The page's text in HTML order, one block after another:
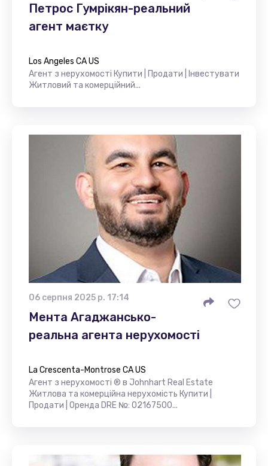
Петрос Гумрікян-реальний
агент маєтку
Los Angeles CA US
Агент з нерухомості Купити | Продати | Інвестувати
Житловий та комерційний...
06 серпня 2025 р. 17:14
Мента Агаджансько-
реальна агента нерухомості
La Crescenta-Montrose CA US
Агент з нерухомості ® в Johnhart Real Estate
Житлова та комерційна нерухомість Купити |
Продати | Оренда DRE №: 02167500...